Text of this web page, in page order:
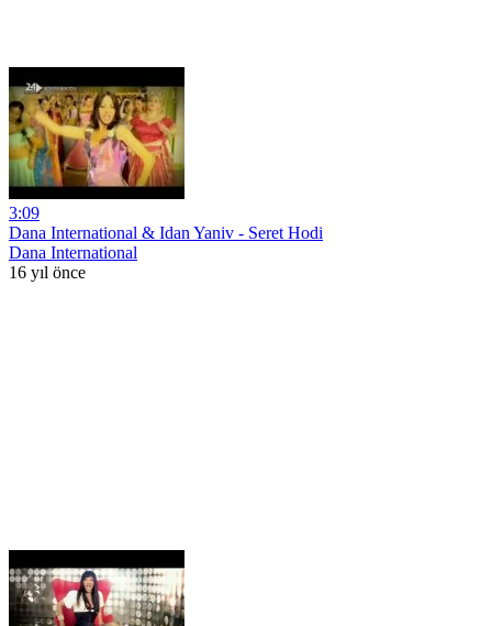
3:09
Dana International & Idan Yaniv - Seret Hodi
Dana International
16 yıl önce